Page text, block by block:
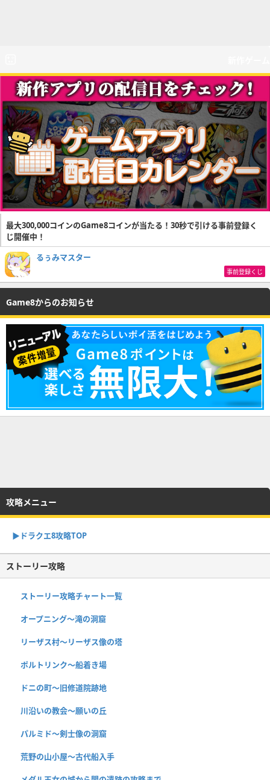
最大300,000コインのGame8コインが当たる！30秒で引ける事前登録く
じ開催中！
るぅみマスター
事前登録くじ
Game8からのお知らせ
攻略メニュー
▶︎ドラクエ8攻略TOP
ストーリー攻略
ストーリー攻略チャート一覧
オープニング〜滝の洞窟
リーザス村〜リーザス像の塔
ポルトリンク〜船着き場
ドニの町〜旧修道院跡地
川沿いの教会〜願いの丘
パルミド〜剣士像の洞窟
荒野の山小屋〜古代船入手